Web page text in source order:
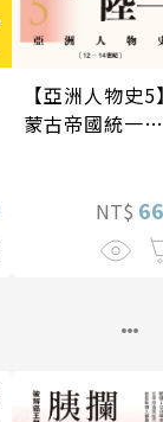
【亞洲人物史5
蒙古帝國統一歐
NT$